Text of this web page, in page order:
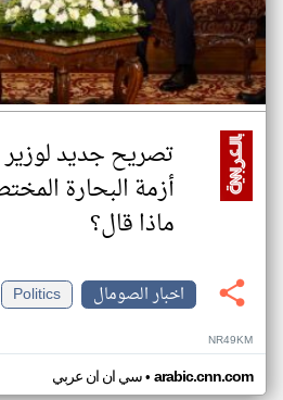
تصريح جديد
أزمة البحارة
ماذا قال؟
اخبار الصومال
Politics
NR49KM
سي ان ان عربي• arabic.cnn.com